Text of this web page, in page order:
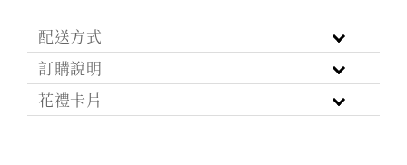
配送方式
訂購說明
花禮卡片